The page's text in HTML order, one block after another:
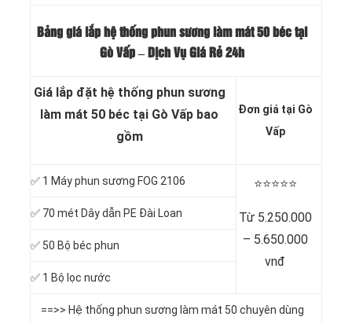
Bảng giá lắp hệ thống phun sương làm mát 50 béc tại
Gò Vấp – Dịch Vụ Giá Rẻ 24h
Giá lắp đặt hệ thống phun sương
làm mát 50 béc tại Gò Vấp bao
gồm
Đơn giá tại Gò
Vấp
✅ 1 Máy phun sương FOG 2106 ⭐️⭐️⭐️⭐️⭐️
Từ 5.250.000
– 5.650.000
vnđ
✅ 70 mét Dây dẫn PE Đài Loan
✅ 50 Bộ béc phun
✅ 1 Bộ lọc nước
==>> Hệ thống phun sương làm mát 50 chuyên dùng